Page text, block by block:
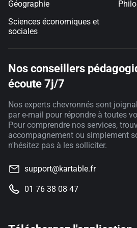
Géographie
Sciences économiques et
sociales
Nos conseillers
écoute 7j/7
Nos experts chevronnés sont
par e-mail pour répondre à toutes
Pour comprendre nos services,
accompagnement ou simplement
n'hésitez pas à les solliciter.
support@kartable.fr
01 76 38 08 47